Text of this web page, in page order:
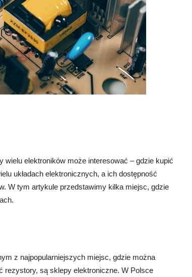
elektroników może interesować – gdzie kupić
układach elektronicznych, a ich dostępność
W tym artykule przedstawimy kilka miejsc, gdzie
z najpopularniejszych miejsc, gdzie można
rezystory, są sklepy elektroniczne. W Polsce